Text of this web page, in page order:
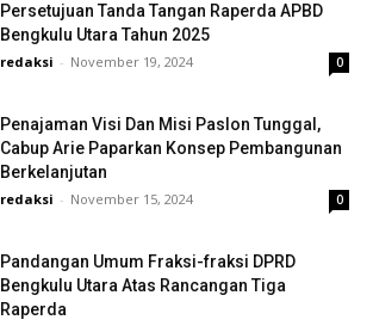
Persetujuan Tanda Tangan Raperda APBD
Bengkulu Utara Tahun 2025
redaksi - November 19, 2024 0
Penajaman Visi Dan Misi Paslon Tunggal,
Cabup Arie Paparkan Konsep Pembangunan
Berkelanjutan
redaksi - November 15, 2024 0
Pandangan Umum Fraksi-fraksi DPRD
Bengkulu Utara Atas Rancangan Tiga
Raperda